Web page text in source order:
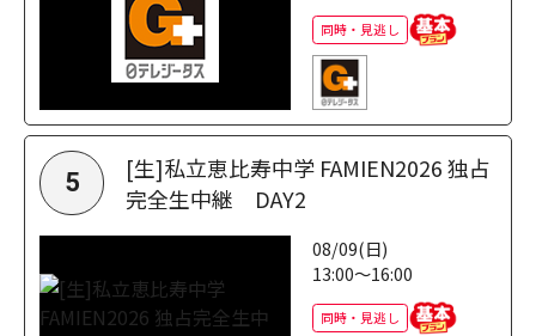
同時・見逃し
5
[生]私立恵比寿中学 FAMIEN2026 独占
完全生中継 DAY2
08/09(日)
13:00～16:00
同時・見逃し